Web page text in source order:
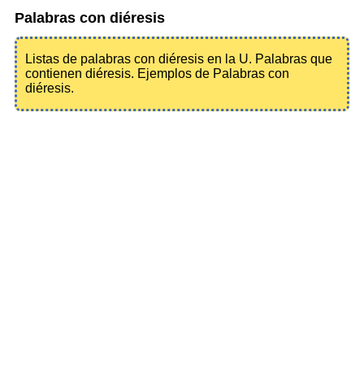
Palabras con diéresis
Listas de palabras con diéresis en la U. Palabras que
contienen diéresis. Ejemplos de Palabras con
diéresis.